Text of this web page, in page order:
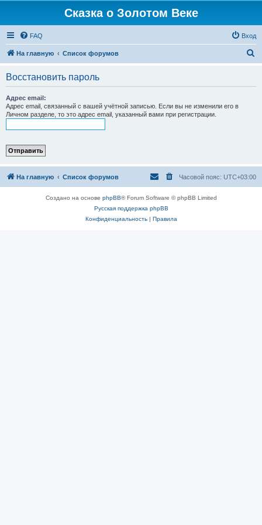
Сказка о Золотом Веке
FAQ Вход
На главную Список форумов
Восстановить пароль
Адрес email:
Адрес email, связанный с вашей учётной записью. Если вы не изменили его в
Личном разделе, то это адрес email, указанный вами при регистрации.
На главную Список форумов Часовой пояс: UTC+03:00
Создано на основе phpBB® Forum Software © phpBB Limited
Русская поддержка phpBB
Конфиденциальность| Правила